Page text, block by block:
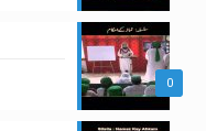
0